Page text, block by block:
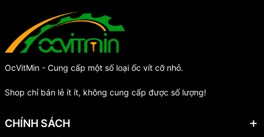
OcVitMin - Cung cấp một số loại ốc vít cỡ nhỏ.
Shop chỉ bán lẻ ít ít, không cung cấp được số lượng!
CHÍNH SÁCH